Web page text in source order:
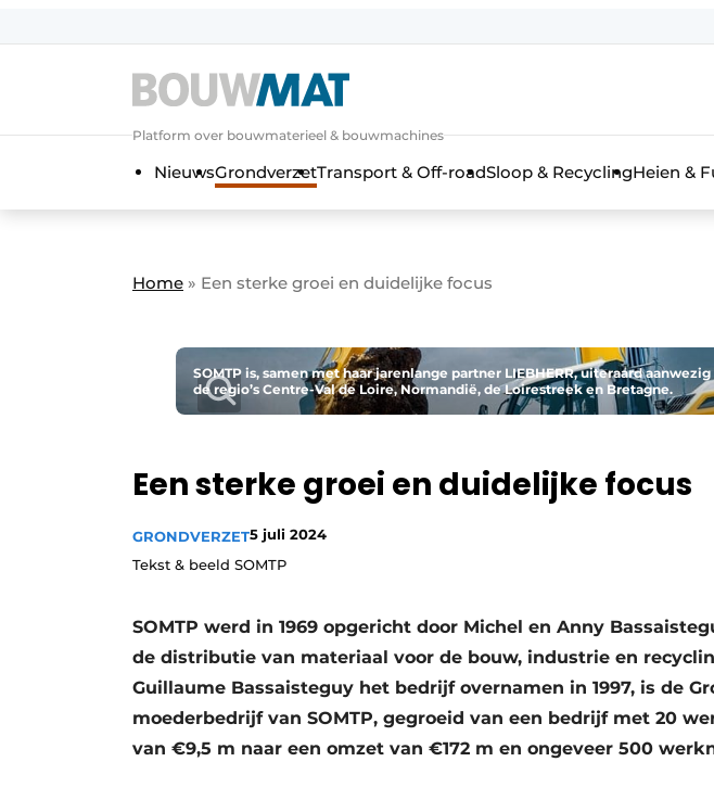
Algemene voorwaarden
BedrijvenAanmeldenAanmelden FR
Bedankt voor de aanmelding
Bedankt voor de aanmelding FR
Bedrijven
Bouwmat | Platform over bouwmaterieel & bouwmachines
Direct contact
Meest gelezen
Nieuwsbrief
Privacy / Cookie statement
Vacature aanmelden
Vacatures
Platform over bouwmaterieel & bouwmachines
NieuwsGrondverzetTransport & Off-roadSloop & RecyclingHeien &
Home » Een sterke groei en duidelijke focus
SOMTP is, samen met haar jarenlange partner LIEBHERR, uiteraard
de regio’s Centre-Val de Loire, Normandië, de Loirestreek en Bretagne.
Een sterke groei en duidelijke focus
GRONDVERZET5 juli 2024
Tekst & beeld SOMTP
SOMTP werd in 1969 opgericht door Michel en Anny
de distributie van materiaal voor de bouw, industrie en
Guillaume Bassaisteguy het bedrijf overnamen in 1997, is de
moederbedrijf van SOMTP, gegroeid van een bedrijf met 20
van €9,5 m naar een omzet van €172 m en ongeveer 500